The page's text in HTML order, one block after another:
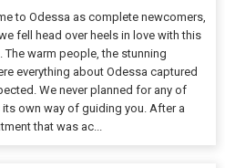
to Odessa as complete newcomers,
fell head over heels in love with this
The warm people, the stunning
everything about Odessa captured
We never planned for any of
own way of guiding you. After a
that was ac...